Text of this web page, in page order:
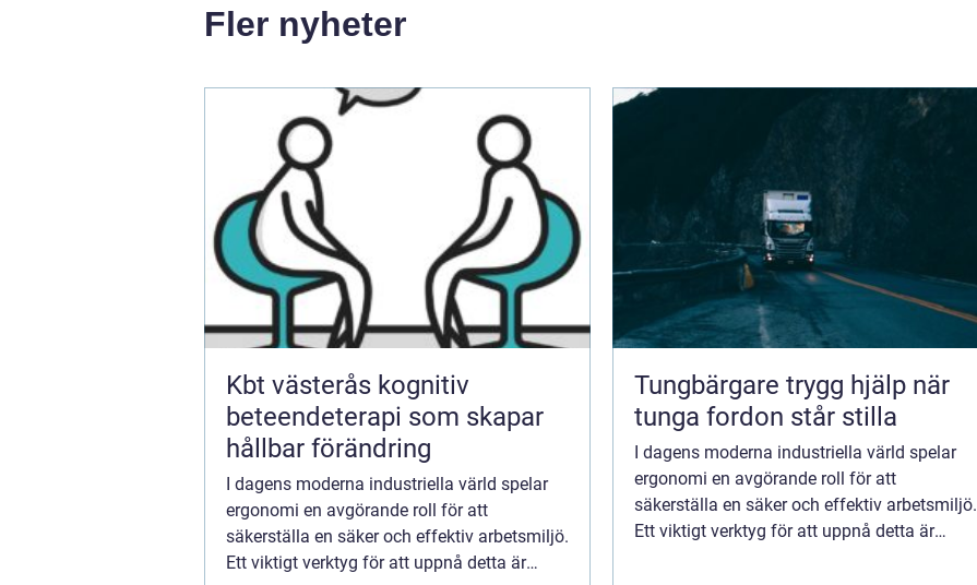
Fler nyheter
Kbt västerås kognitiv
beteendeterapi som skapar
hållbar förändring
I dagens moderna industriella värld spelar
ergonomi en avgörande roll för att
säkerställa en säker och effektiv arbetsmiljö.
Ett viktigt verktyg för att uppnå detta är
Tungbärgare trygg hjälp när
tunga fordon står stilla
I dagens moderna industriella värld spelar
ergonomi en avgörande roll för att
säkerställa en säker och effektiv arbetsmiljö.
Ett viktigt verktyg för att uppnå detta är